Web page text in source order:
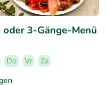
3-Gänge-Menü
Do Vr
Za